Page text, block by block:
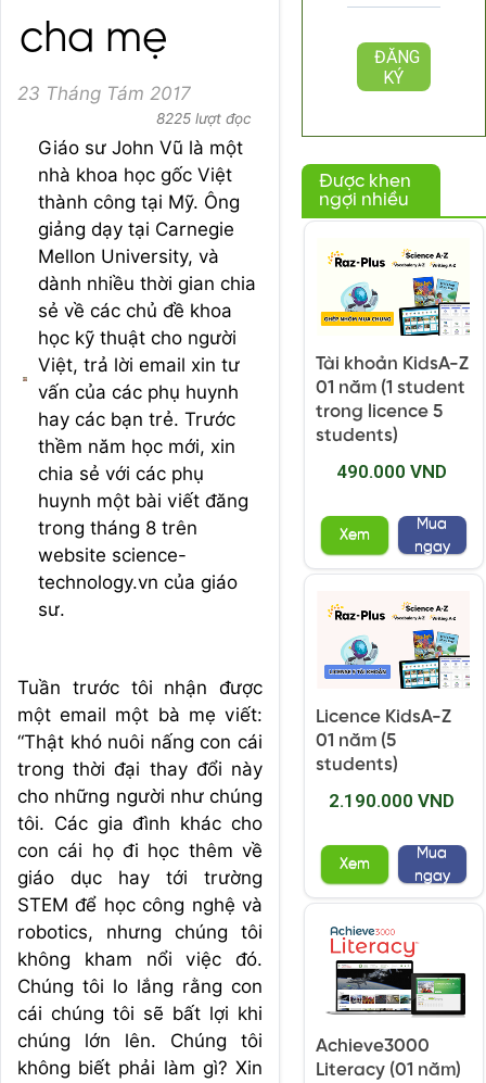
cha mẹ
23 Tháng Tám 2017
8225 lượt đọc
Giáo sư John Vũ là một
nhà khoa học gốc Việt
thành công tại Mỹ. Ông
giảng dạy tại Carnegie
Mellon University, và
dành nhiều thời gian chia
sẻ về các chủ đề khoa
học kỹ thuật cho người
Việt, trả lời email xin tư
vấn của các phụ huynh
hay các bạn trẻ. Trước
thềm năm học mới, xin
chia sẻ với các phụ
huynh một bài viết đăng
trong tháng 8 trên
website science-
technology.vn của giáo
sư.
Tuần trước tôi nhận được
một email một bà mẹ viết:
“Thật khó nuôi nấng con cái
trong thời đại thay đổi này
cho những người như chúng
tôi. Các gia đình khác cho
con cái họ đi học thêm về
giáo dục hay tới trường
STEM để học công nghệ và
robotics, nhưng chúng tôi
không kham nổi việc đó.
Chúng tôi lo lắng rằng con
cái chúng tôi sẽ bất lợi khi
chúng lớn lên. Chúng tôi
không biết phải làm gì? Xin
Được khen
ngợi nhiều
Tài khoản KidsA-Z
01 năm (1 student
trong licence 5
students)
490.000 VND
Xem
Mua
ngay
Licence KidsA-Z
01 năm (5
students)
2.190.000 VND
Xem
Mua
ngay
Achieve3000
Literacy (01 năm)